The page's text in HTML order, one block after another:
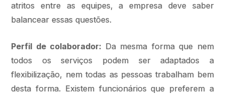
atritos entre as equipes, a empresa deve saber
balancear essas questões.
Perfil de colaborador: Da mesma forma que nem
todos os serviços podem ser adaptados a
flexibilização, nem todas as pessoas trabalham bem
desta forma. Existem funcionários que preferem a